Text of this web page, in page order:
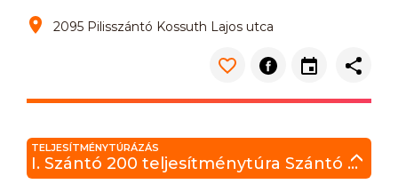
2095 Pilisszántó Kossuth Lajos utca
TELJESÍTMÉNYTÚRÁZÁS
I. Szántó 200 teljesítménytúra Szántó 200